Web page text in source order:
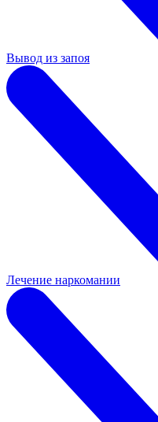
Вывод из запоя
Лечение наркомании